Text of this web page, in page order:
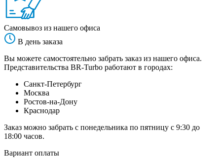
Самовывоз из нашего офиса
В день заказа
Вы можете самостоятельно забрать заказ из нашего офиса.
Представительства BR-Turbo работают в городах:
Санкт-Петербург
Москва
Ростов-на-Дону
Краснодар
Заказ можно забрать с понедельника по пятницу с 9:30 до
18:00 часов.
Вариант оплаты